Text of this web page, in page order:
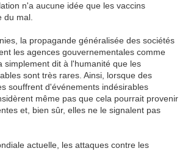
n'a aucune idée que les vaccins
du mal.
la propagande généralisée des sociétés
les agences gouvernementales comme
simplement dit à l'humanité que les
sont très rares. Ainsi, lorsque des
souffrent d'événements indésirables
même pas que cela pourrait provenir
et, bien sûr, elles ne le signalent pas
actuelle, les attaques contre les